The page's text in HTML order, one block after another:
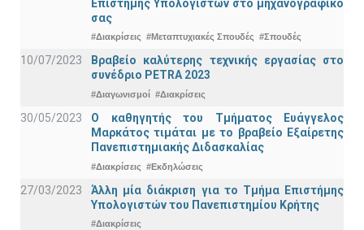
Επιστήμης Υπολογιστών στο μηχανογραφικό
σας
#Διακρίσεις #Μεταπτυχιακές Σπουδές #Σπουδές
10/07/2023
Βραβείο καλύτερης τεχνικής εργασίας στο
συνέδριο PETRA 2023
#Διαγωνισμοί #Διακρίσεις
30/05/2023
Ο καθηγητής του Τμήματος Ευάγγελος
Μαρκάτος τιμάται με το βραβείο Εξαίρετης
Πανεπιστημιακής Διδασκαλίας
#Διακρίσεις #Εκδηλώσεις
27/03/2023
Άλλη μία διάκριση για το Τμήμα Επιστήμης
Υπολογιστών του Πανεπιστημίου Κρήτης
#Διακρίσεις